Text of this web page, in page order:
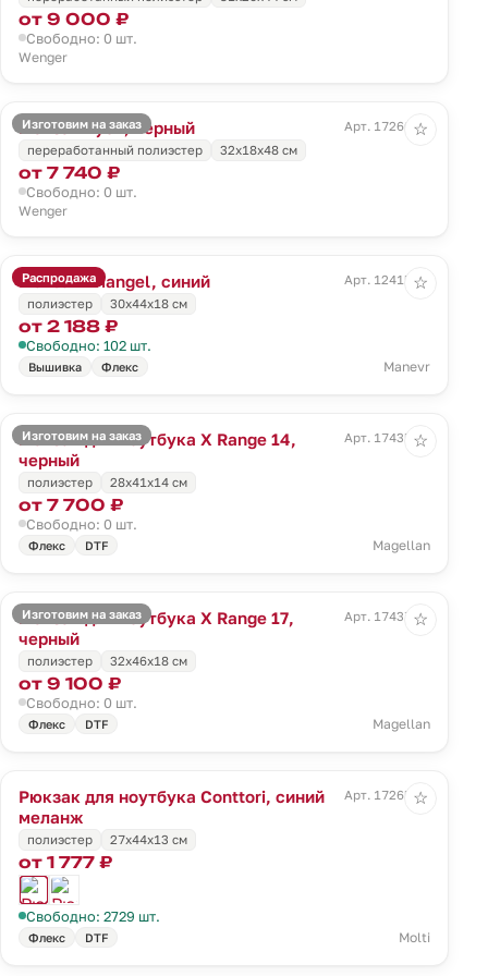
от 9 000 ₽
Свободно: 0 шт.
Wenger
Изготовим на заказ
Рюкзак Tyon, черный
Арт. 17260.30
переработанный полиэстер
32х18х48 см
от 7 740 ₽
Свободно: 0 шт.
Wenger
☆
Распродажа
Рюкзак Triangel, синий
Арт. 12415.44
полиэстер
30х44х18 см
от 2 188 ₽
Свободно: 102 шт.
Вышивка Флекс Manevr
☆
Изготовим на заказ
Рюкзак для ноутбука X Range 14,
черный
Арт. 17435.30
полиэстер 28x41x14 см
от 7 700 ₽
Свободно: 0 шт.
Флекс DTF Magellan
☆
Изготовим на заказ
Рюкзак для ноутбука X Range 17,
черный
Арт. 17437.30
полиэстер 32x46x18 см
от 9 100 ₽
Свободно: 0 шт.
Флекс DTF Magellan
☆
Рюкзак для ноутбука Conttori, синий
меланж
Арт. 17265.40
полиэстер 27х44х13 см
от 1 777 ₽
Свободно: 2729 шт.
Флекс DTF Molti
☆